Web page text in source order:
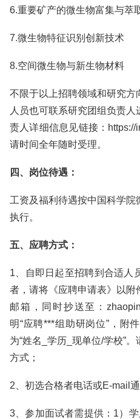
6.重要矿产的微生物富集与萃
7.微生物特征识别创新技术
8.空间微生物与新生物材料
不限于以上招聘领域和研究
人员也可联系研究团组负责
责人详细信息见链接：https://
请时间全年随时受理。
四、岗位待遇：
工资及福利待遇按中国科学
执行。
五、应聘方式：
1、自即日起至招聘到合适人
者，请将《应聘申请表》以
邮箱，同时抄送至：
明“应聘***组助研岗位”，附
为“姓名_学历_现单位/学校”
方式；
2、初选合格者电话或E-mail
3、参加面试者需提供：1）